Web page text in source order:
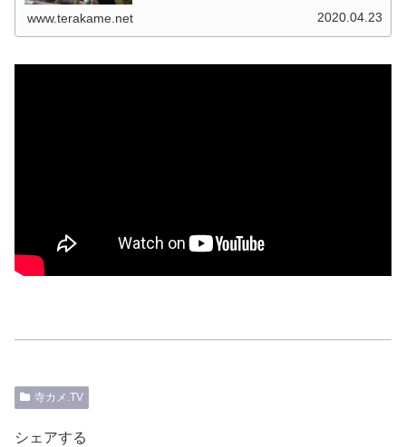
www.terakame.net 2020.04.23
寺カメ.TV
シェアする